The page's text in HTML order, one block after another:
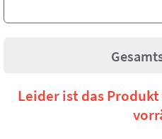
Leider ist das